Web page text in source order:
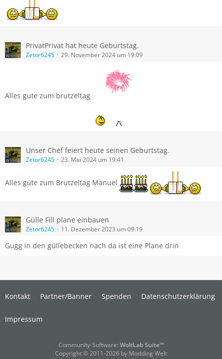
PrivatPrivat hat heute Geburtstag.
Zetor6245 29. November 2024 um 19:09
Alles gute zum brutzeltag
Unser Chef feiert heute seinen Geburtstag.
Zetor6245 23. Mai 2024 um 19:41
Alles gute zum Brutzeltag Manuel
Gülle Fill plane einbauen
Zetor6245 11. Dezember 2023 um 09:19
Gugg in den güllebecken nach da ist eine Plane drin
Kontakt Partner/Banner Spenden Datenschutzerklärung
Impressum
Community-Software: WoltLab Suite™
Copyright © 2011-2026 by Modding Welt